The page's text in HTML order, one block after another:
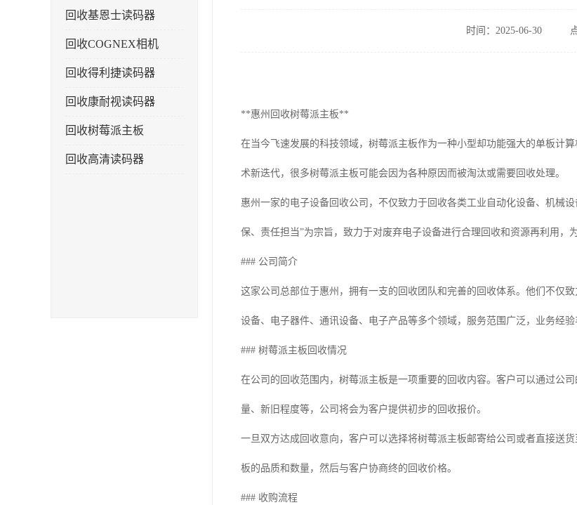
回收基恩士读码器
回收COGNEX相机
回收得利捷读码器
回收康耐视读码器
回收树莓派主板
回收高清读码器
时间：2025-06-30
**惠州回收树莓派主板**
在当今飞速发展的科技领域，树莓派主板作为一种小型却功能强大的单板计
术新迭代，很多树莓派主板可能会因为各种原因而被淘汰或需要回收处理。
惠州一家的电子设备回收公司，不仅致力于回收各类工业自动化设备、机械
保、责任担当”为宗旨，致力于对废弃电子设备进行合理回收和资源再利用，
### 公司简介
这家公司总部位于惠州，拥有一支的回收团队和完善的回收体系。他们不仅
设备、电子器件、通讯设备、电子产品等多个领域，服务范围广泛，业务经验
### 树莓派主板回收情况
在公司的回收范围内，树莓派主板是一项重要的回收内容。客户可以通过公
量、新旧程度等，公司将会为客户提供初步的回收报价。
一旦双方达成回收意向，客户可以选择将树莓派主板邮寄给公司或者直接送
板的品质和数量，然后与客户协商终的回收价格。
### 收购流程